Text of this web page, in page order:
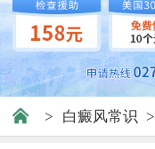
> 白癜风常识 >